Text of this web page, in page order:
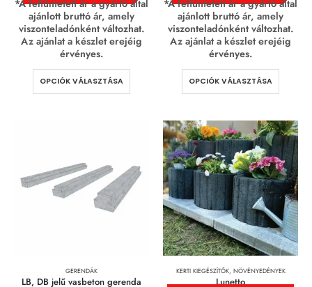
*A feltüntetett ár a gyártó által
ajánlott bruttó ár, amely
viszonteladónként változhat.
Az ajánlat a készlet erejéig
érvényes.
OPCIÓK VÁLASZTÁSA
*A feltüntetett ár a gyártó által
ajánlott bruttó ár, amely
viszonteladónként változhat.
Az ajánlat a készlet erejéig
érvényes.
OPCIÓK VÁLASZTÁSA
GERENDÁK
LB, DB jelű vasbeton gerenda
KERTI KIEGÉSZÍTŐK, NÖVÉNYEDÉNYEK
Lunetto